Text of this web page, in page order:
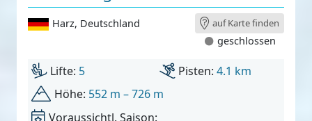
Harz, Deutschland auf Karte finden
geschlossen
Lifte: 5 Pisten: 4.1 km
Höhe: 552 m – 726 m
Voraussichtl. Saison: